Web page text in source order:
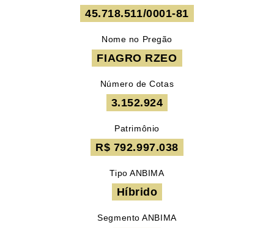
45.718.511/0001-81
Nome no Pregão
FIAGRO RZEO
Número de Cotas
3.152.924
Patrimônio
R$ 792.997.038
Tipo ANBIMA
Híbrido
Segmento ANBIMA